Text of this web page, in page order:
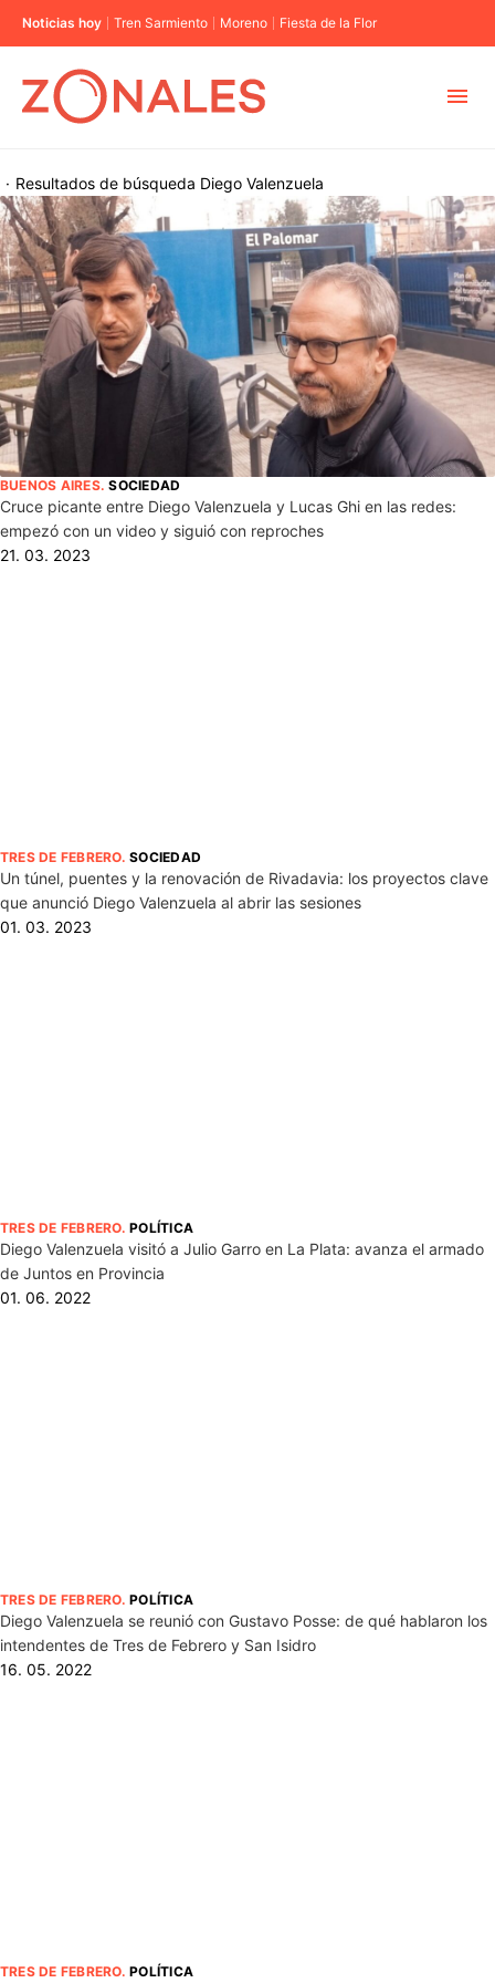
Noticias hoy Tren Sarmiento Moreno Fiesta de la Flor
CABA
BUENOS AIRES
PROVINCIAS
ELECCIONES 2023
Resultados de búsqueda
· Diego Valenzuela
BUENOS AIRES.SOCIEDAD
Cruce picante entre Diego Valenzuela y Lucas Ghi en las redes:
empezó con un video y siguió con reproches
21. 03. 2023
TRES DE FEBRERO.SOCIEDAD
Un túnel, puentes y la renovación de Rivadavia: los proyectos clave
que anunció Diego Valenzuela al abrir las sesiones
01. 03. 2023
TRES DE FEBRERO.POLÍTICA
Diego Valenzuela visitó a Julio Garro en La Plata: avanza el armado
de Juntos en Provincia
01. 06. 2022
TRES DE FEBRERO.POLÍTICA
Diego Valenzuela se reunió con Gustavo Posse: de qué hablaron los
intendentes de Tres de Febrero y San Isidro
16. 05. 2022
TRES DE FEBRERO.POLÍTICA